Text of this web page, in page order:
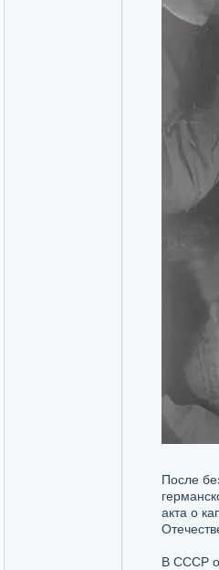
После
акта о
В СССР о